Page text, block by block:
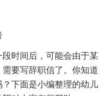
时间后，可能会由于某
要写辞职信了。你知道
下面是小编整理的幼儿